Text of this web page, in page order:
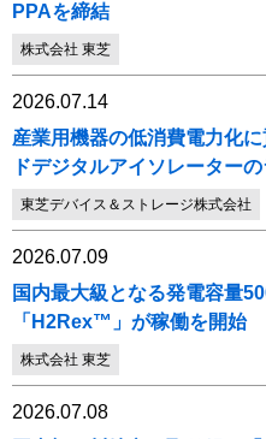
PPAを締結
株式会社 東芝
2026.07.14
産業用機器の低消費電力化
ドデジタルアイソレーター
東芝デバイス＆ストレージ株式会社
2026.07.09
国内最大級となる発電容量
「H2Rex™」が稼働を開始
株式会社 東芝
2026.07.08